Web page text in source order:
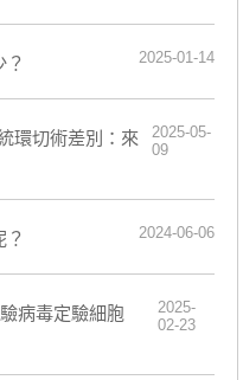
2025-01-14
環切術差別：來
2025-05-
09
2024-06-06
病毒定驗細胞
2025-
02-23